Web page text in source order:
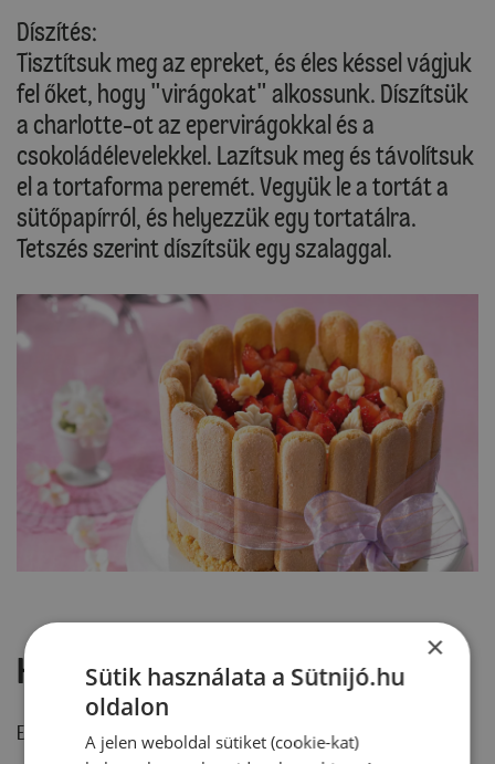
Díszítés:
Tisztítsuk meg az epreket, és éles késsel vágjuk
fel őket, hogy "virágokat" alkossunk. Díszítsük
a charlotte-ot az epervirágokkal és a
csokoládélevelekkel. Lazítsuk meg és távolítsuk
el a tortaforma peremét. Vegyük le a tortát a
sütőpapírról, és helyezzük egy tortatálra.
Tetszés szerint díszítsük egy szalaggal.
Hozzászólások
Ehhez a recepthez még nem érkezett hozzászólás.
×
Sütik használata a Sütnijó.hu
oldalon
A jelen weboldal sütiket (cookie-kat)